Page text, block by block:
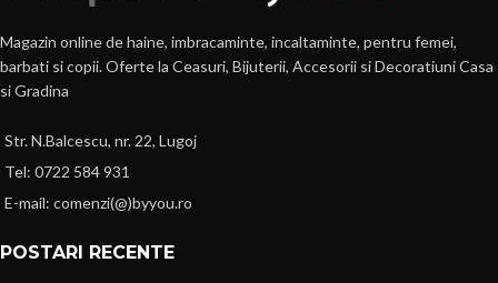
Magazin online de haine, imbracaminte, incaltaminte, pentru femei,
barbati si copii. Oferte la Ceasuri, Bijuterii, Accesorii si Decoratiuni Casa
si Gradina
Str. N.Balcescu, nr. 22, Lugoj
Tel: 0722 584 931
E-mail: comenzi(@)byyou.ro
POSTARI RECENTE